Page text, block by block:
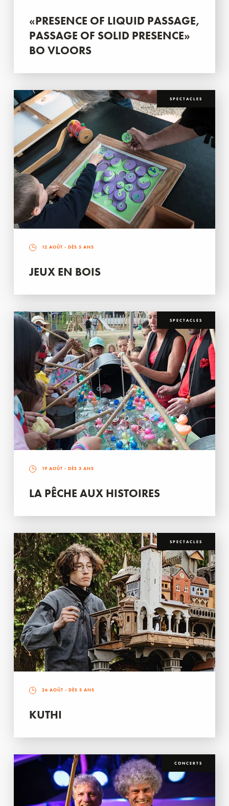
«PRESENCE OF LIQUID PASSAGE,
PASSAGE OF SOLID PRESENCE»
BO VLOORS
SPECTACLES
12 AOÛT - DÈS 5 ANS
JEUX EN BOIS
SPECTACLES
19 AOÛT - DÈS 3 ANS
LA PÊCHE AUX HISTOIRES
SPECTACLES
26 AOÛT - DÈS 3 ANS
KUTHI
CONCERTS